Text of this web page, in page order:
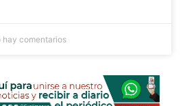
hay comentarios